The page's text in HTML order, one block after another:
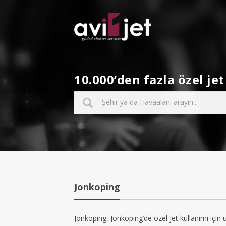
10.000’den fazla özel
Jonkoping
Jonkoping, Jonkoping’de özel jet kullanımı